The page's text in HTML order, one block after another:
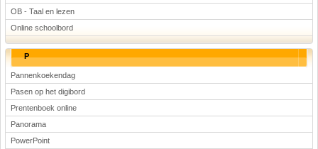
OB - Taal en lezen
Online schoolbord
P
Pannenkoekendag
Pasen op het digibord
Prentenboek online
Panorama
PowerPoint